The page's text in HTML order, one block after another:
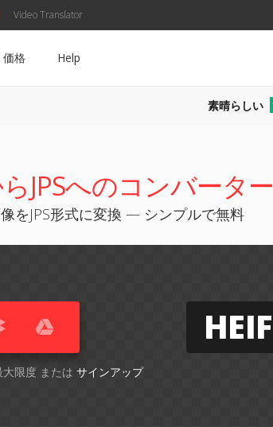
Video Translator
価格 Help
素晴らしい
らJPSへのコンバーター
像をJPS形式に変換 — シンプルで無料
限度 または サインアップ
HEIF